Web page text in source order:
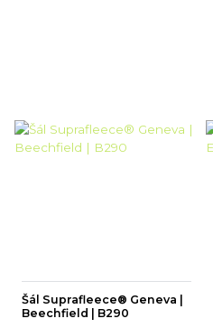
Šál Suprafleece® Geneva |
Beechfield | B290